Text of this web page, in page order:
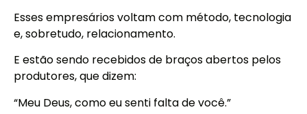
Esses empresários voltam com método, tecnologia
e, sobretudo, relacionamento.
E estão sendo recebidos de braços abertos pelos
produtores, que dizem:
“Meu Deus, como eu senti falta de você.”